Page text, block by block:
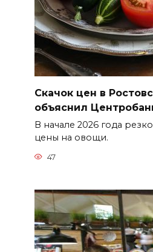
Скачок цен в
объяснил
В начале 2026 года
цены на овощи.
47